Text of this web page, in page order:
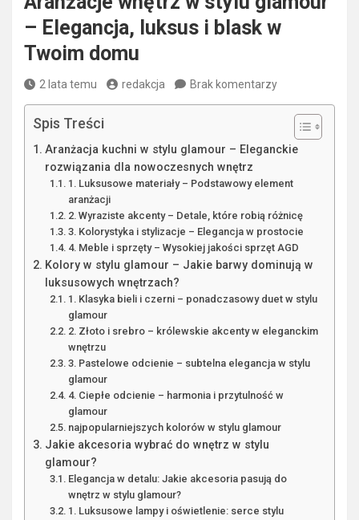
– Elegancja, luksus i blask w
Twoim domu
2 lata temu redakcja Brak komentarzy
Spis Treści
Aranżacja kuchni w stylu glamour – Eleganckie
rozwiązania dla nowoczesnych wnętrz
1. Luksusowe materiały – Podstawowy element
aranżacji
2. Wyraziste akcenty – Detale, które robią różnicę
3. Kolorystyka i stylizacje – Elegancja w prostocie
4. Meble i sprzęty – Wysokiej jakości sprzęt AGD
Kolory w stylu glamour – Jakie barwy dominują w
luksusowych wnętrzach?
1. Klasyka bieli i czerni – ponadczasowy duet w stylu
glamour
2. Złoto i srebro – królewskie akcenty w eleganckim
wnętrzu
3. Pastelowe odcienie – subtelna elegancja w stylu
glamour
4. Ciepłe odcienie – harmonia i przytulność w
glamour
najpopularniejszych kolorów w stylu glamour
Jakie akcesoria wybrać do wnętrz w stylu
glamour?
Elegancja w detalu: Jakie akcesoria pasują do
wnętrz w stylu glamour?
1. Luksusowe lampy i oświetlenie: serce stylu